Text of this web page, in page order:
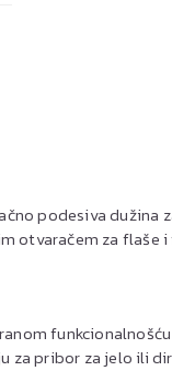
podesiva
otvaračem za flaše
za pribor za jelo ili